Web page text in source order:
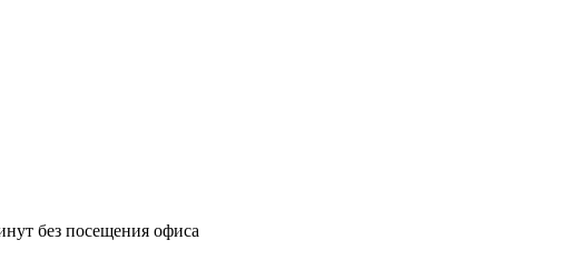
без посещения офиса